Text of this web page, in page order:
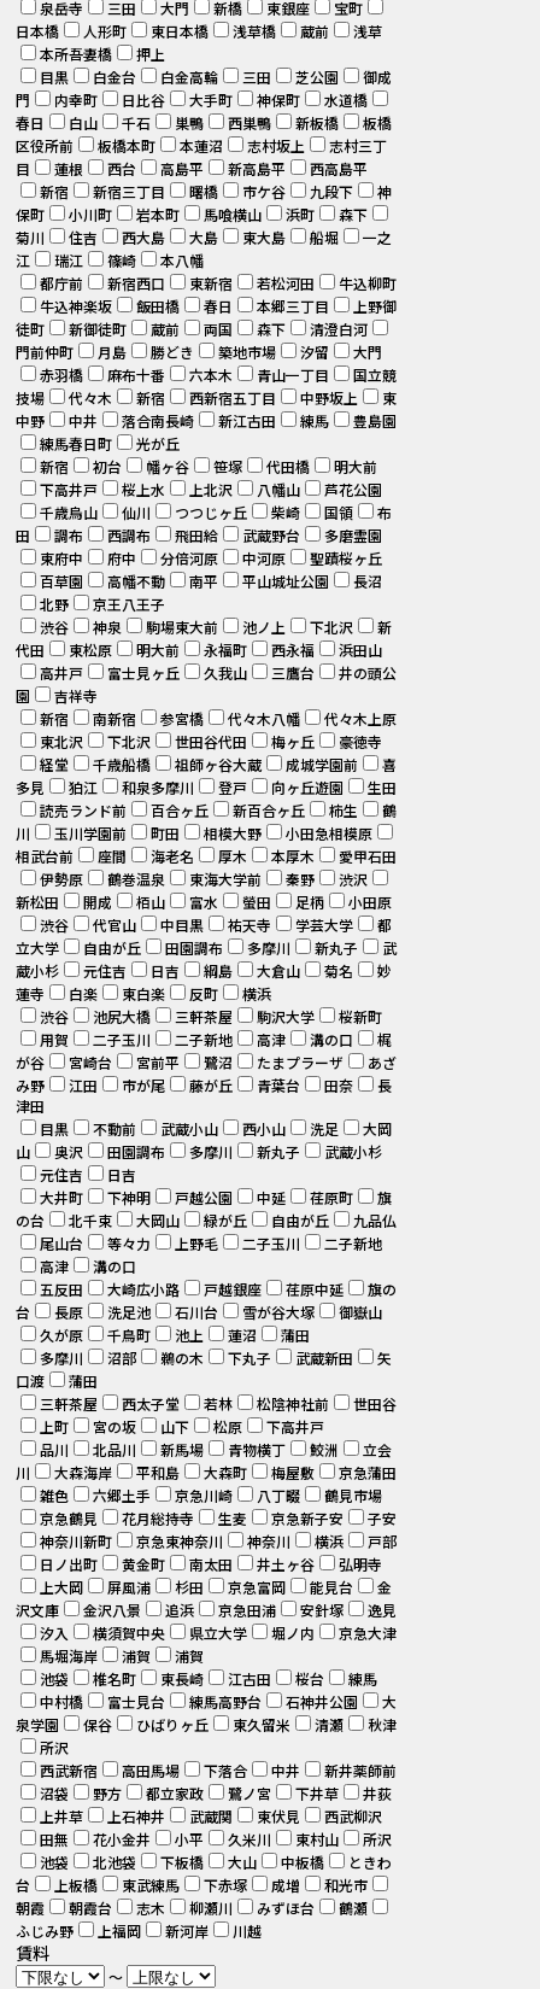
泉岳寺 三田 大門 新橋 東銀座
宝町
日本橋
人形町 東日本橋 浅草橋 蔵前
浅草
本所吾妻橋
押上
目黒
白金台 白金高輪 三田 芝公園
御成
門
内幸町 日比谷 大手町 神保町
水道橋
春日
白山 千石 巣鴨 西巣鴨 新板橋
板橋
区役所前
板橋本町 本蓮沼 志村坂上
志村三丁
目
蓮根 西台 高島平 新高島平
西高島平
新宿
新宿三丁目 曙橋 市ケ谷 九段下
神
保町
小川町 岩本町 馬喰横山 浜町
森下
菊川
住吉 西大島 大島 東大島 船堀
一之
江
瑞江 篠崎
本八幡
都庁前
新宿西口 東新宿 若松河田
牛込柳町
牛込神楽坂
飯田橋 春日 本郷三丁目
上野御
徒町
新御徒町 蔵前 両国 森下
清澄白河
門前仲町
月島 勝どき 築地市場 汐留
大門
赤羽橋
麻布十番 六本木 青山一丁目
国立競
技場
代々木 新宿 西新宿五丁目 中野坂上
東
中野
中井 落合南長崎 新江古田 練馬
豊島園
練馬春日町
光が丘
新宿
初台 幡ヶ谷 笹塚 代田橋
明大前
下高井戸
桜上水 上北沢 八幡山
芦花公園
千歳烏山
仙川 つつじヶ丘 柴崎 国領
布
田
調布 西調布 飛田給 武蔵野台
多磨霊園
東府中
府中 分倍河原 中河原
聖蹟桜ヶ丘
百草園
高幡不動 南平 平山城址公園
長沼
北野
京王八王子
渋谷
神泉 駒場東大前 池ノ上 下北沢
新
代田
東松原 明大前 永福町 西永福
浜田山
高井戸
富士見ヶ丘 久我山 三鷹台
井の頭公
園
吉祥寺
新宿
南新宿 参宮橋 代々木八幡
代々木上原
東北沢
下北沢 世田谷代田 梅ヶ丘
豪徳寺
経堂
千歳船橋 祖師ヶ谷大蔵 成城学園前
喜
多見
狛江 和泉多摩川 登戸 向ヶ丘遊園
生田
読売ランド前
百合ヶ丘 新百合ヶ丘 柿生
鶴
川
玉川学園前 町田 相模大野
小田急相模原
相武台前
座間 海老名 厚木 本厚木
愛甲石田
伊勢原
鶴巻温泉 東海大学前 秦野
渋沢
新松田
開成 栢山 富水 螢田 足柄
小田原
渋谷
代官山 中目黒 祐天寺 学芸大学
都
立大学
自由が丘 田園調布 多摩川 新丸子
武
蔵小杉
元住吉 日吉 綱島 大倉山 菊名
妙
蓮寺
白楽 東白楽 反町
横浜
渋谷
池尻大橋 三軒茶屋 駒沢大学
桜新町
用賀
二子玉川 二子新地 高津 溝の口
梶
が谷
宮崎台 宮前平 鷺沼 たまプラーザ
あざ
み野
江田 市が尾 藤が丘 青葉台 田奈
長
津田
目黒
不動前 武蔵小山 西小山 洗足
大岡
山
奥沢 田園調布 多摩川 新丸子
武蔵小杉
元住吉
日吉
大井町
下神明 戸越公園 中延 荏原町
旗
の台
北千束 大岡山 緑が丘 自由が丘
九品仏
尾山台
等々力 上野毛 二子玉川
二子新地
高津
溝の口
五反田
大崎広小路 戸越銀座 荏原中延
旗の
台
長原 洗足池 石川台 雪が谷大塚
御嶽山
久が原
千鳥町 池上 蓮沼
蒲田
多摩川
沼部 鵜の木 下丸子 武蔵新田
矢
口渡
蒲田
三軒茶屋
西太子堂 若林 松陰神社前
世田谷
上町
宮の坂 山下 松原
下高井戸
品川
北品川 新馬場 青物横丁 鮫洲
立会
川
大森海岸 平和島 大森町 梅屋敷
京急蒲田
雑色
六郷土手 京急川崎 八丁畷
鶴見市場
京急鶴見
花月総持寺 生麦 京急新子安
子安
神奈川新町
京急東神奈川 神奈川 横浜
戸部
日ノ出町
黄金町 南太田 井土ヶ谷
弘明寺
上大岡
屏風浦 杉田 京急富岡 能見台
金
沢文庫
金沢八景 追浜 京急田浦 安針塚
逸見
汐入
横須賀中央 県立大学 堀ノ内
京急大津
馬堀海岸
浦賀
浦賀
池袋
椎名町 東長崎 江古田 桜台
練馬
中村橋
富士見台 練馬高野台 石神井公園
大
泉学園
保谷 ひばりヶ丘 東久留米 清瀬
秋津
所沢
西武新宿
高田馬場 下落合 中井
新井薬師前
沼袋
野方 都立家政 鷺ノ宮 下井草
井荻
上井草
上石神井 武蔵関 東伏見
西武柳沢
田無
花小金井 小平 久米川 東村山
所沢
池袋
北池袋 下板橋 大山 中板橋
ときわ
台
上板橋 東武練馬 下赤塚 成増
和光市
朝霞
朝霞台 志木 柳瀬川 みずほ台
鶴瀬
ふじみ野
上福岡 新河岸 川越
賃料
～